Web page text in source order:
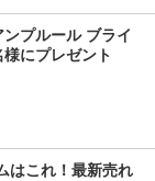
ンプルール ブライ
にプレゼント
はこれ！最新売れ